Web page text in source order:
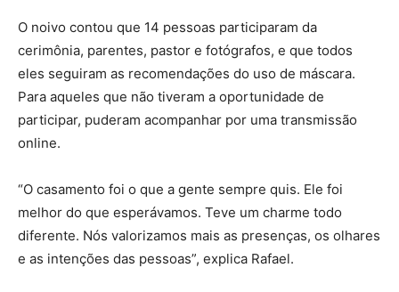
O noivo contou que 14 pessoas participaram da
cerimônia, parentes, pastor e fotógrafos, e que todos
eles seguiram as recomendações do uso de máscara.
Para aqueles que não tiveram a oportunidade de
participar, puderam acompanhar por uma transmissão
online.
“O casamento foi o que a gente sempre quis. Ele foi
melhor do que esperávamos. Teve um charme todo
diferente. Nós valorizamos mais as presenças, os olhares
e as intenções das pessoas”, explica Rafael.